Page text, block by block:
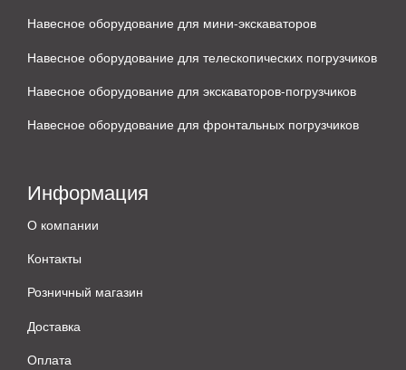
Навесное оборудование для мини-экскаваторов
Навесное оборудование для телескопических погрузчиков
Навесное оборудование для экскаваторов-погрузчиков
Навесное оборудование для фронтальных погрузчиков
Информация
О компании
Контакты
Розничный магазин
Доставка
Оплата